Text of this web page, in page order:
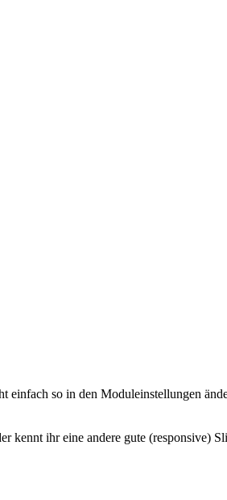
einfach so in den Moduleinstellungen
ihr eine andere gute (responsive)